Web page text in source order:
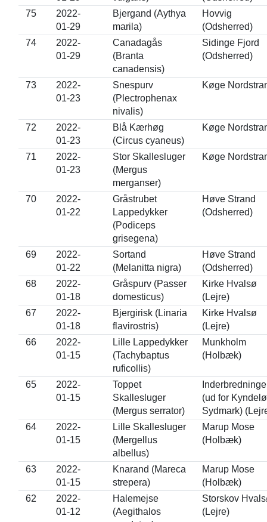
75
2022-
01-29
Bjergand (Aythya
marila)
Hovvig
(Odsherred)
74
2022-
01-29
Canadagås
(Branta
canadensis)
Sidinge Fjord
(Odsherred)
73
2022-
01-23
Snespurv
(Plectrophenax
nivalis)
Køge
72
2022-
01-23
Blå Kærhøg
(Circus cyaneus)
Køge
71
2022-
01-23
Stor Skallesluger
(Mergus
merganser)
Køge
70
2022-
01-22
Gråstrubet
Lappedykker
(Podiceps
grisegena)
Høve Strand
(Odsherred)
69
2022-
01-22
Sortand
(Melanitta nigra)
Høve Strand
(Odsherred)
68
2022-
01-18
Gråspurv (Passer
domesticus)
Kirke Hvalsø
(Lejre)
67
2022-
01-18
Bjergirisk (Linaria
flavirostris)
Kirke Hvalsø
(Lejre)
66
2022-
01-15
Lille Lappedykker
(Tachybaptus
ruficollis)
Munkholm
(Holbæk)
65
2022-
01-15
Toppet
Skallesluger
(Mergus serrator)
(ud for
Sydmark)
64
2022-
01-15
Lille Skallesluger
(Mergellus
albellus)
Marup Mose
(Holbæk)
63
2022-
01-15
Knarand (Mareca
strepera)
Marup Mose
(Holbæk)
62
2022-
01-12
Halemejse
(Aegithalos
Storskov
(Lejre)